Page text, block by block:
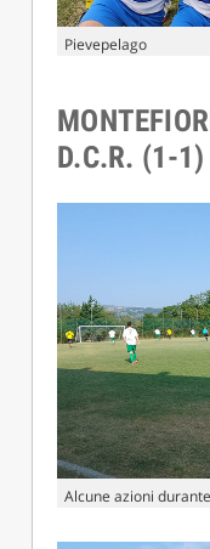
Pievepelago
D.C.R. (1-1)
Alcune azioni